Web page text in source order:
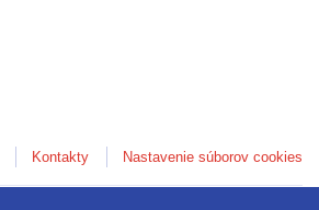
Kontakty Nastavenie súborov cookies